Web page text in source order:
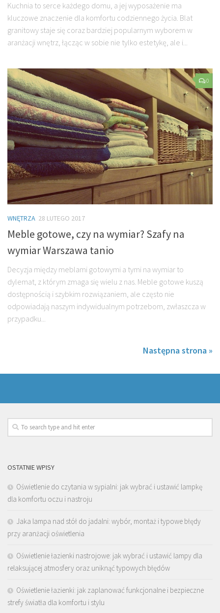
Kuchnia to serce każdego domu, a jej wyposażenie ma
kluczowe znaczenie dla komfortu codziennego życia. Blat
granitowy staje się coraz bardziej popularnym wyborem w
aranżacji wnętrz, łącząc w sobie nie tylko estetykę, ale i...
0
WNĘTRZA 28 LUTEGO 2017
Meble gotowe, czy na wymiar? Szafy na
wymiar Warszawa tanio
Decyzja między meblami gotowymi a tymi na wymiar to
dylemat, z którym zmaga się wielu z nas. Meble gotowe kuszą
dostępnością i szybkim rozwiązaniem, ale często nie
odpowiadają naszym indywidualnym potrzebom, zwłaszcza w
przypadku...
Następna strona »
OSTATNIE WPISY
Oświetlenie do czytania w sypialni: jak wybrać i ustawić lampkę
dla komfortu oczu i nastroju
Jaka lampa nad stół do jadalni: wybór, montaż i typowe błędy
przy aranżacji oświetlenia
Oświetlenie łazienki nastrojowe: jak wybrać i ustawić lampy dla
relaksującej atmosfery oraz uniknąć typowych błędów
Oświetlenie łazienki: jak zaplanować funkcjonalne i bezpieczne
strefy światła dla komfortu i stylu